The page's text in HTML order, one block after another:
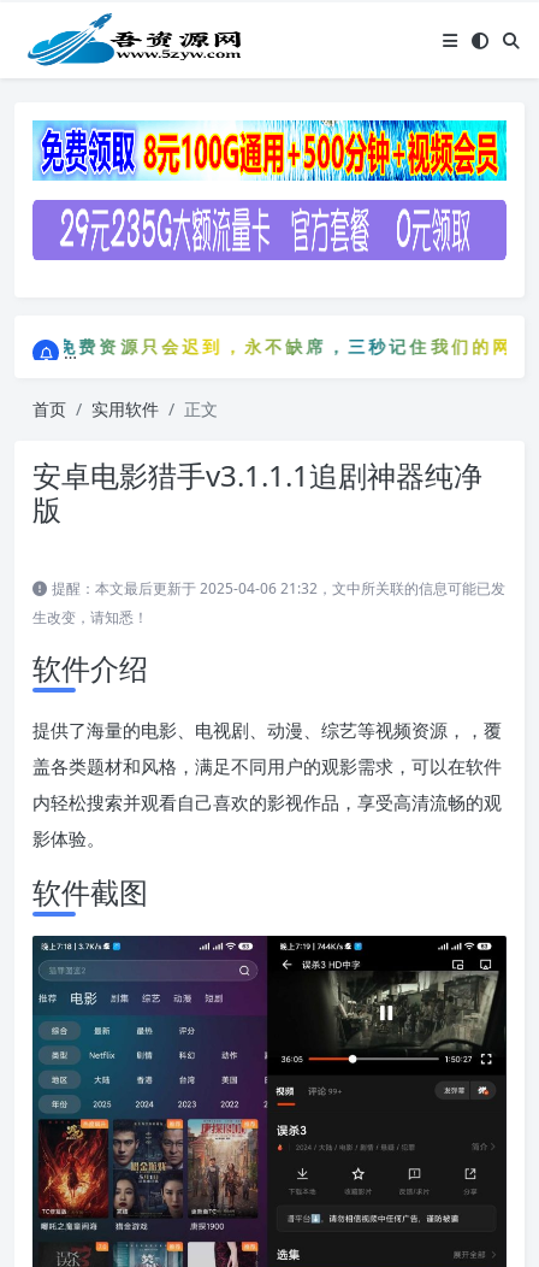
免费资源只会迟到，永不缺席，三秒记住我们的网站
免费资源只会迟到，永不缺席，三秒记住我们的网
首页 实用软件 正文
安卓电影猎手v3.1.1.1追剧神器纯净
版
提醒：本文最后更新于 2025-04-06 21:32，文中所关联的信息可能已发
生改变，请知悉！
软件介绍
提供了海量的电影、电视剧、动漫、综艺等视频资源，，覆
盖各类题材和风格，满足不同用户的观影需求，可以在软件
内轻松搜索并观看自己喜欢的影视作品，享受高清流畅的观
影体验。
软件截图